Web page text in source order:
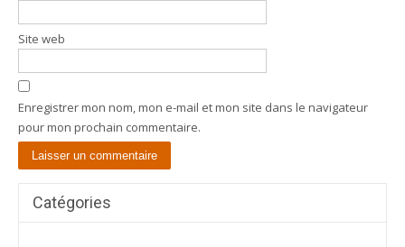
Site web
Enregistrer mon nom, mon e-mail et mon site dans le navigateur
pour mon prochain commentaire.
Catégories